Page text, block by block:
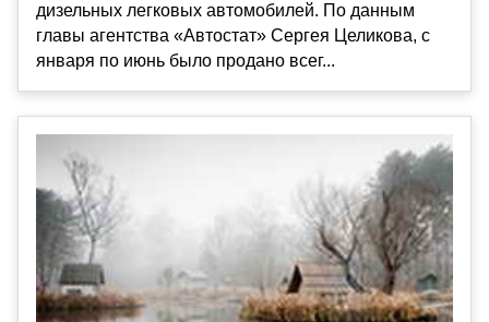
дизельных легковых автомобилей. По данным
главы агентства «Автостат» Сергея Целикова, с
января по июнь было продано всег...